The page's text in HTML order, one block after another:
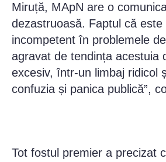
Miruță, MApN are o
dezastruoasă. Faptul că este
incompetent în problemele
agravat de tendința acestuia
excesiv, într-un limbaj ridicol
confuzia și panica publică”,
Tot fostul premier a precizat